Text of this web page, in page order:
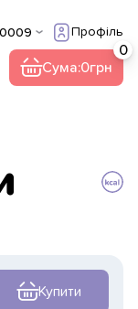
Профіль
Сума:0
Купити